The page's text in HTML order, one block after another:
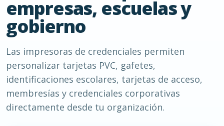
empresas, escuelas y
gobierno
Las impresoras de credenciales permiten
personalizar tarjetas PVC, gafetes,
identificaciones escolares, tarjetas de acceso,
membresías y credenciales corporativas
directamente desde tu organización.